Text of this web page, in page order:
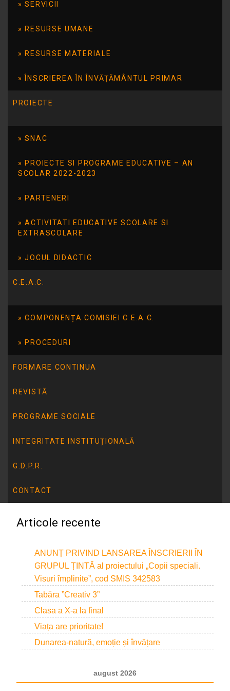
SERVICII
RESURSE UMANE
RESURSE MATERIALE
ÎNSCRIEREA ÎN ÎNVĂȚĂMÂNTUL PRIMAR
PROIECTE
SNAC
PROIECTE SI PROGRAME EDUCATIVE – AN
SCOLAR 2022-2023
PARTENERI
ACTIVITATI EDUCATIVE SCOLARE SI
EXTRASCOLARE
JOCUL DIDACTIC
C.E.A.C.
COMPONENȚA COMISIEI C.E.A.C.
PROCEDURI
FORMARE CONTINUA
REVISTĂ
PROGRAME SOCIALE
INTEGRITATE INSTITUȚIONALĂ
G.D.P.R.
CONTACT
Bumbac Carmen Gabriela_Declaratie de
interese
Bumbac Carmen Gabriela_Declaratie de
Bumbac Carmen Gabriela_Declaratie de
Bumbac Carmen Gabriela : DECLARATIE DE
Bumbac Carmen Gabriela : DECLARATIE DE
AVERE 14.06.2019
AVERE 14.06.2018
Resurse utile
Centrul de resurse bibliografice în domeniul guvernării
Articole recente
ANUNȚ PRIVIND LANSAREA ÎNSCRIERII ÎN
GRUPUL ȚINTĂ al proiectului „Copii speciali.
Visuri împlinite”, cod SMIS 342583
Tabăra ”Creativ 3”
Clasa a X-a la final
Viața are prioritate!
Dunarea-natură, emoție și învățare
august 2026